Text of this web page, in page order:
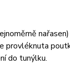
nařasen)
provléknuta
do tunýlku.